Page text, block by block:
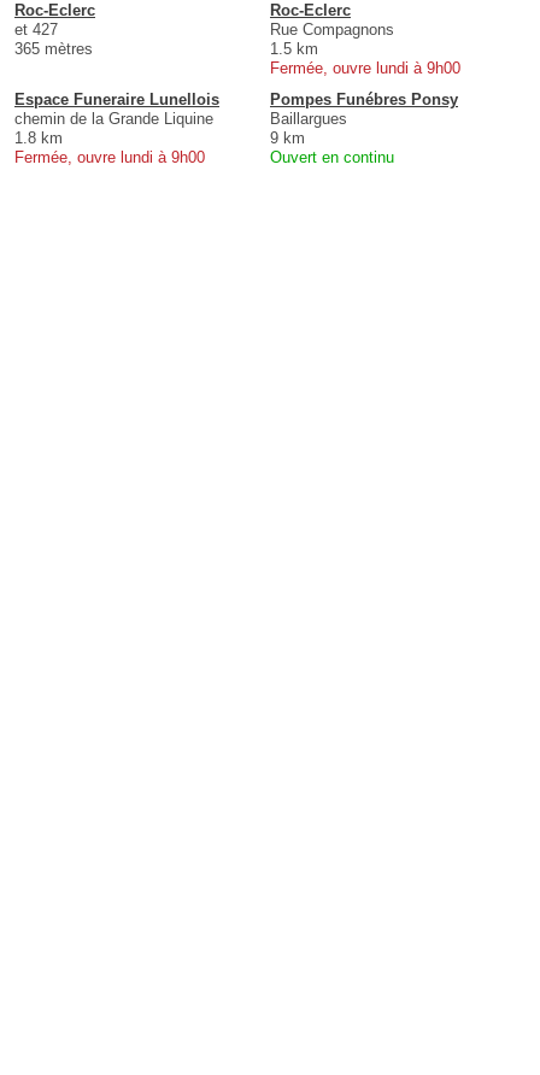
Roc-Eclerc
et 427
365 mètres
Roc-Eclerc
Rue Compagnons
1.5 km
Fermée, ouvre lundi à 9h00
Espace Funeraire Lunellois
chemin de la Grande Liquine
1.8 km
Fermée, ouvre lundi à 9h00
Pompes Funébres Ponsy
Baillargues
9 km
Ouvert en continu